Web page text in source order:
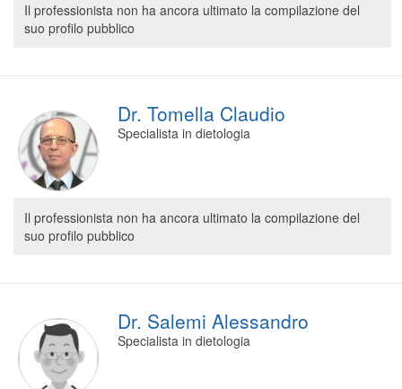
Il professionista non ha ancora ultimato la compilazione del
suo profilo pubblico
Dr. Tomella Claudio
Specialista in dietologia
Il professionista non ha ancora ultimato la compilazione del
suo profilo pubblico
Dr. Salemi Alessandro
Specialista in dietologia